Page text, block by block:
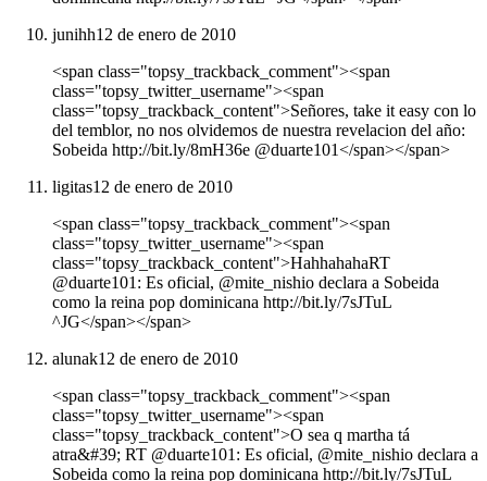
junihh12 de enero de 2010
<span class="topsy_trackback_comment"><span
class="topsy_twitter_username"><span
class="topsy_trackback_content">Señores, take it easy con lo
del temblor, no nos olvidemos de nuestra revelacion del año:
Sobeida http://bit.ly/8mH36e @duarte101</span></span>
ligitas12 de enero de 2010
<span class="topsy_trackback_comment"><span
class="topsy_twitter_username"><span
class="topsy_trackback_content">HahhahahaRT
@duarte101: Es oficial, @mite_nishio declara a Sobeida
como la reina pop dominicana http://bit.ly/7sJTuL
^JG</span></span>
alunak12 de enero de 2010
<span class="topsy_trackback_comment"><span
class="topsy_twitter_username"><span
class="topsy_trackback_content">O sea q martha tá
atra&#39; RT @duarte101: Es oficial, @mite_nishio declara a
Sobeida como la reina pop dominicana http://bit.ly/7sJTuL